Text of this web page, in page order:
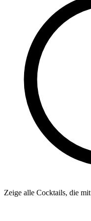
Zeige alle Cocktails, die mit